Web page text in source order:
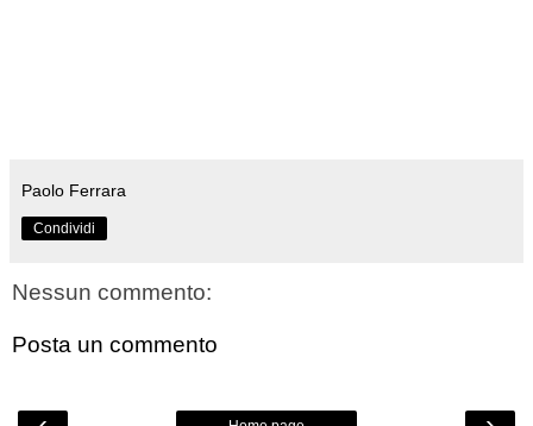
Paolo Ferrara
Condividi
Nessun commento:
Posta un commento